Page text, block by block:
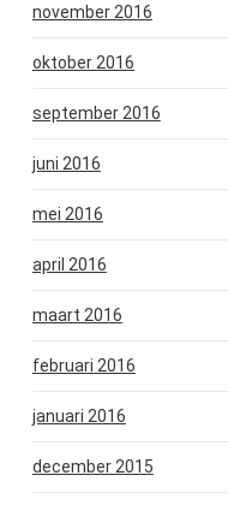
november 2016
oktober 2016
september 2016
juni 2016
mei 2016
april 2016
maart 2016
februari 2016
januari 2016
december 2015